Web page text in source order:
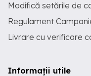
Modifică setările de
Regulament
Livrare cu verificare
Informații utile